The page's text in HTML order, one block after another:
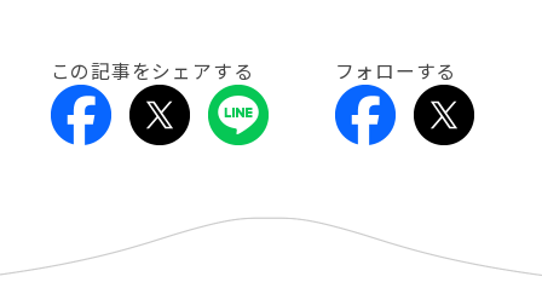
この記事をシェアする フォローする